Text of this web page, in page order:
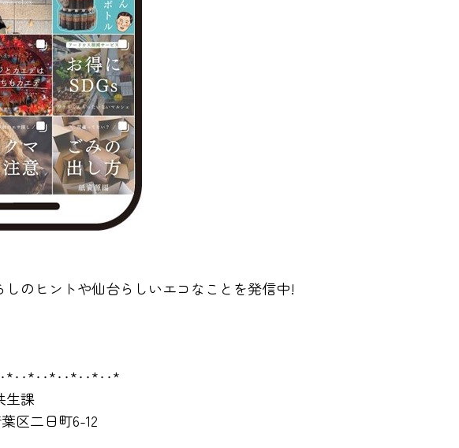
しのヒントや仙台らしいエコなことを発信中!
生課
区二日町6-12